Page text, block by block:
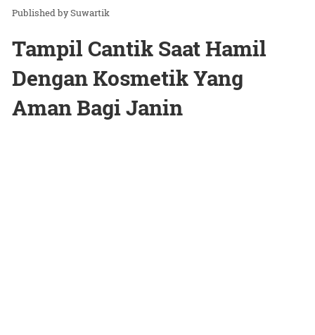
Suwartik
Tampil Cantik Saat Hamil
Dengan Kosmetik Yang
Aman Bagi Janin